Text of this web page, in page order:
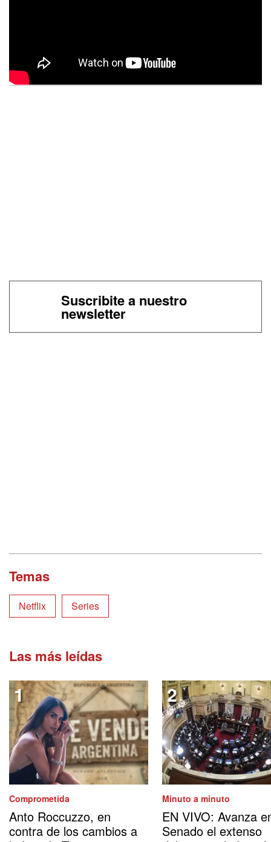
Suscribite a nuestro
newsletter
Temas
Netflix Series
Las más leídas
Comprometida
Anto Roccuzzo, en
contra de los cambios a
Minuto a minuto
EN VIVO: Avanza
Senado el extenso